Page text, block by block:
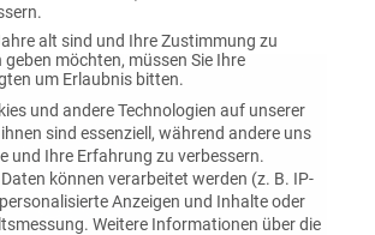
alt sind und Ihre Zustimmung zu
möchten, müssen Sie Ihre
um Erlaubnis bitten.
und andere Technologien auf unserer
sind essenziell, während andere uns
und Ihre Erfahrung zu verbessern.
können verarbeitet werden (z. B. IP-
Anzeigen und Inhalte oder
Weitere Informationen über die